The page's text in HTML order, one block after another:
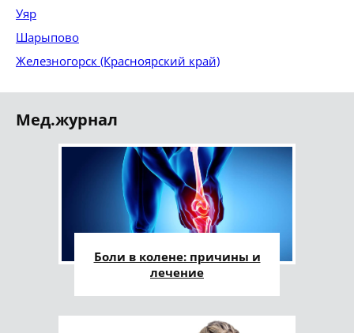
Уяр
Шарыпово
Железногорск (Красноярский край)
Мед.журнал
Боли в колене: причины и
лечение